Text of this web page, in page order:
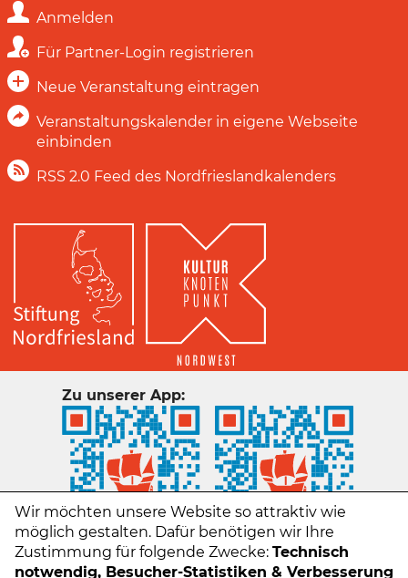
Anmelden
Für Partner-Login registrieren
Neue Veranstaltung eintragen
Veranstaltungskalender in eigene Webseite
einbinden
RSS 2.0 Feed des Nordfrieslandkalenders
Zu unserer App:
Wir möchten unsere Website so attraktiv wie
möglich gestalten. Dafür benötigen wir Ihre
Zustimmung für folgende Zwecke: Technisch
notwendig, Besucher-Statistiken & Verbesserung